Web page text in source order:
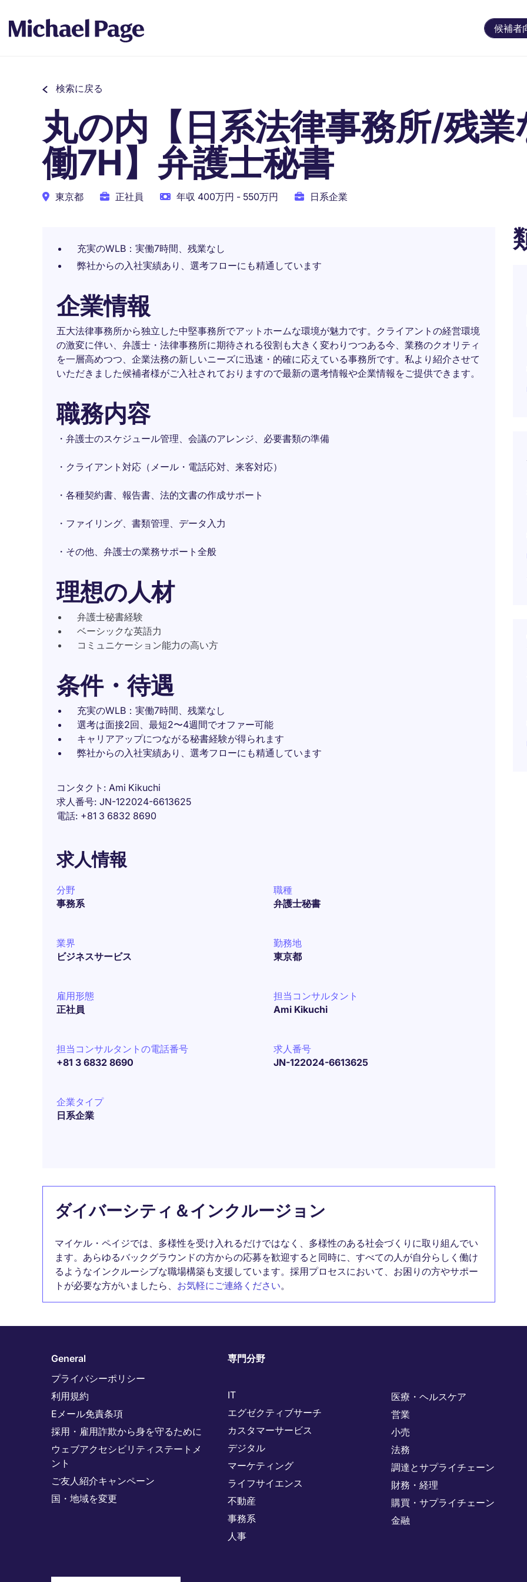
候補者
検索に戻る
丸の内【日系法律事務所/残業
働7H】弁護士秘書
東京都 正社員 年収 400万円 - 550万円 日系企業
充実のWLB：実働7時間、残業なし
弊社からの入社実績あり、選考フローにも精通しています
企業情報
五大法律事務所から独立した中堅事務所でアットホームな環境が魅力です。クライアントの経営環境
の激変に伴い、弁護士・法律事務所に期待される役割も大きく変わりつつある今、業務のクオリティ
を一層高めつつ、企業法務の新しいニーズに迅速・的確に応えている事務所です。私より紹介させて
いただきました候補者様がご入社されておりますので最新の選考情報や企業情報をご提供できます。
職務内容
・弁護士のスケジュール管理、会議のアレンジ、必要書類の準備
・クライアント対応（メール・電話応対、来客対応）
・各種契約書、報告書、法的文書の作成サポート
・ファイリング、書類管理、データ入力
・その他、弁護士の業務サポート全般
理想の人材
弁護士秘書経験
ベーシックな英語力
コミュニケーション能力の高い方
条件・待遇
充実のWLB：実働7時間、残業なし
選考は面接2回、最短2〜4週間でオファー可能
キャリアアップにつながる秘書経験が得られます
弊社からの入社実績あり、選考フローにも精通しています
コンタクト
Ami Kikuchi
求人番号 JN-122024-6613625
電話 +81 3 6832 8690
求人情報
分野
事務系
職種
弁護士秘書
業界
ビジネスサービス
勤務地
東京都
雇用形態
正社員
担当コンサルタント
Ami Kikuchi
担当コンサルタントの電話番号
+81 3 6832 8690
求人番号
JN-122024-6613625
企業タイプ
日系企業
ダイバーシティ＆インクルージョン
マイケル・ペイジでは、多様性を受け入れるだけではなく、多様性のある社会づくりに取り組んでい
ます。あらゆるバックグラウンドの方からの応募を歓迎すると同時に、すべての人が自分らしく働け
るようなインクルーシブな職場構築も支援しています。採用プロセスにおいて、お困りの方やサポー
トが必要な方がいましたら、 お気軽にご連絡ください。
General
プライバシーポリシー
利用規約
Eメール免責条項
採用・雇用詐欺から身を守るために
ウェブアクセシビリティステートメ
ント
ご友人紹介キャンペーン
国・地域を変更
専門分野
IT
エグゼクティブサーチ
カスタマーサービス
デジタル
マーケティング
ライフサイエンス
不動産
事務系
人事
医療・ヘルスケア
営業
小売
法務
調達とサプライチェーン
財務・経理
購買・サプライチェーン
金融